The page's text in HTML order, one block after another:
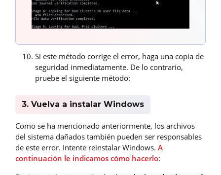
Si este método corrige el error, haga una copia de
seguridad inmediatamente. De lo contrario,
pruebe el siguiente método:
3. Vuelva a instalar Windows
Como se ha mencionado anteriormente, los archivos
del sistema dañados también pueden ser responsables
de este error. Intente reinstalar Windows. A
continuación le indicamos cómo hacerlo: